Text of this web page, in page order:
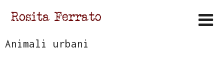
Animali urbani